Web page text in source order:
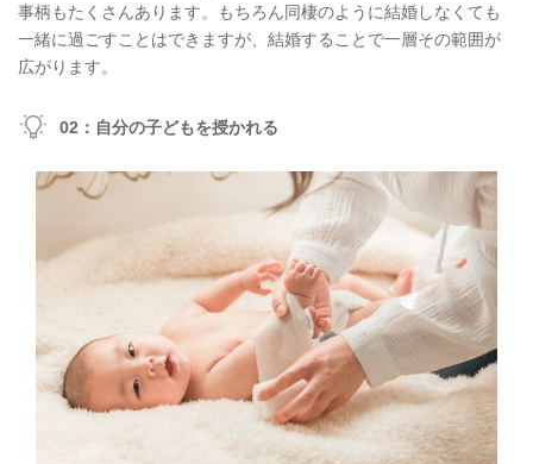
事柄もたくさんあります。もちろん同棲のように結婚しなくても
一緒に過ごすことはできますが、結婚することで一層その範囲が
広がります。
02：自分の子どもを授かれる